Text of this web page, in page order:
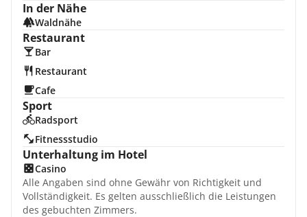
In der Nähe
Waldnähe
Restaurant
Bar
Restaurant
Cafe
Sport
Radsport
Fitnessstudio
Unterhaltung im Hotel
Casino
Alle Angaben sind ohne Gewähr von Richtigkeit und
Vollständigkeit. Es gelten ausschließlich die Leistungen
des gebuchten Zimmers.